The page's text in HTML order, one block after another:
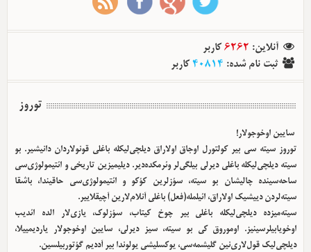
آنلاین:
6262 کاربر
ثبت نام شده:
40814 کاربر
توروز
سایین اوخوجولار!
توروز سیته سی بیر کولتورل اوجاق اولا‌راق دیلچی‌لیکله باغلی قونولاردان دانیشیر. بو
سیته دیلچی‌لیکله باغلی دیرلی بیلگی‌لر وئرمکده‌دیر. دیلیمیزین تاریخی و ائتیمولوژی‌سی
ساحه‌سینده چالیشان بو سیته، سؤزلرین کؤکو و ائتیمولوژی‌سی حاقیندا، باشقا
سیته‌لردن دییشیک اولا‌راق، ائیلمله(فعل) باغلی آنلام‌لارین آچیقلاییر.
سیته‌میزده دیلچی‌لیکله باغلی بیر چوخ کیتاب، سؤزلوک، یازی‌لار الده ائدیب
اوخویابیلرسینیز. اوموروق کی بو سیته، سیز دیرلی، سایین اوخوجولار یاردیمییلا،
دیلچی‌لیک قول‌لاری‌نین گلیشمه‌سی، یوکسلیشی یولوندا بیر آددیم گؤتوربیلسین.